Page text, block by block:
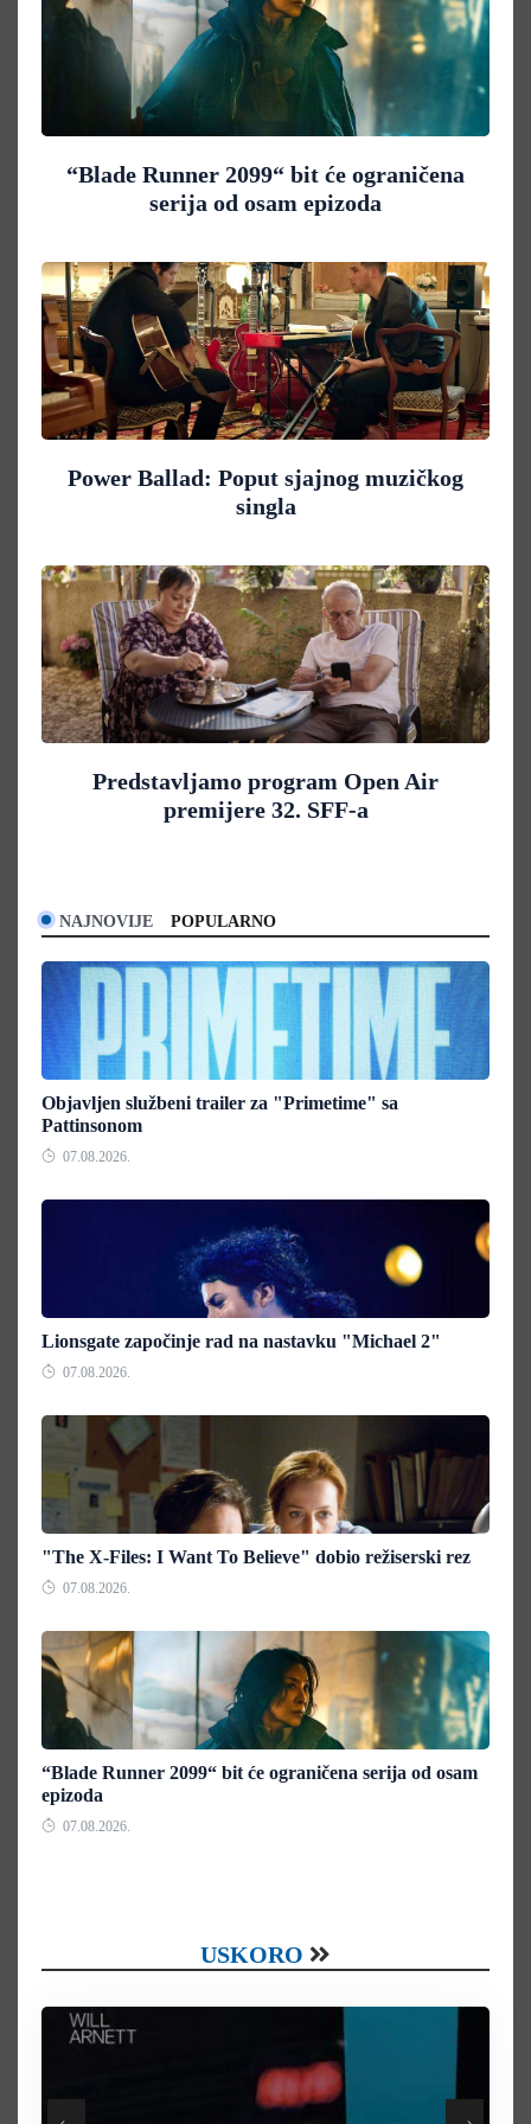
“Blade Runner 2099“ bit će ograničena
serija od osam epizoda
Power Ballad: Poput sjajnog muzičkog
singla
Predstavljamo program Open Air
premijere 32. SFF-a
NAJNOVIJE POPULARNO
Objavljen službeni trailer za "Primetime" sa
Pattinsonom
07.08.2026.
Lionsgate započinje rad na nastavku "Michael 2"
07.08.2026.
"The X-Files: I Want To Believe" dobio režiserski rez
07.08.2026.
“Blade Runner 2099“ bit će ograničena serija od osam
epizoda
07.08.2026.
USKORO